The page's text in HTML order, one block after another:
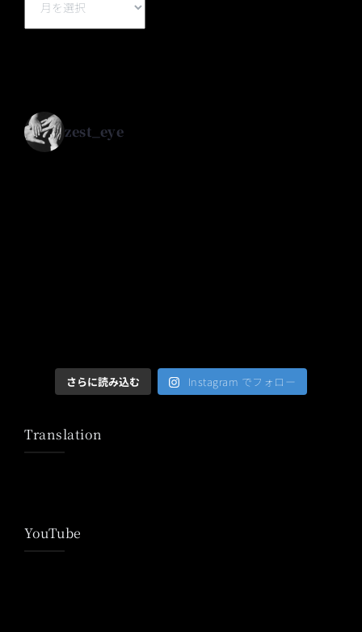
zest_eye
さらに読み込む Instagram でフォロー
Translation
YouTube